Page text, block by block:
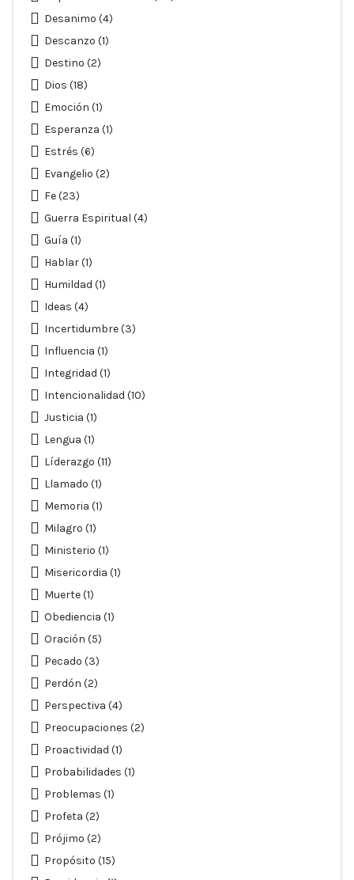
Desanimo (4)
Descanzo (1)
Destino (2)
Dios (18)
Emoción (1)
Esperanza (1)
Estrés (6)
Evangelio (2)
Fe(23)
Guerra Espiritual (4)
Guía (1)
Hablar(1)
Humildad (1)
Ideas (4)
Incertidumbre(3)
Influencia (1)
Integridad (1)
Intencionalidad (10)
Justicia (1)
Lengua (1)
Líderazgo (11)
Llamado (1)
Memoria (1)
Milagro (1)
Ministerio (1)
Misericordia (1)
Muerte(1)
Obediencia (1)
Oración (5)
Pecado (3)
Perdón (2)
Perspectiva (4)
Preocupaciones (2)
Proactividad (1)
Probabilidades (1)
Problemas (1)
Profeta (2)
Prójimo (2)
Propósito (15)